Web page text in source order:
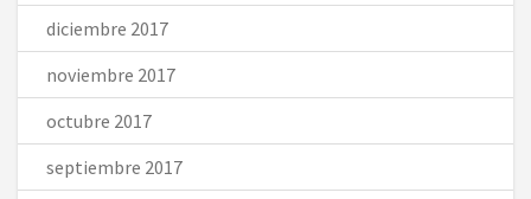
diciembre 2017
noviembre 2017
octubre 2017
septiembre 2017